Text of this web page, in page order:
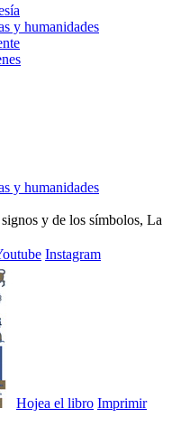
y humanidades
y humanidades
y de los símbolos, La
Instagram
Hojea el libro Imprimir